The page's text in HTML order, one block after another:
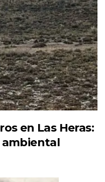
en Las Heras: